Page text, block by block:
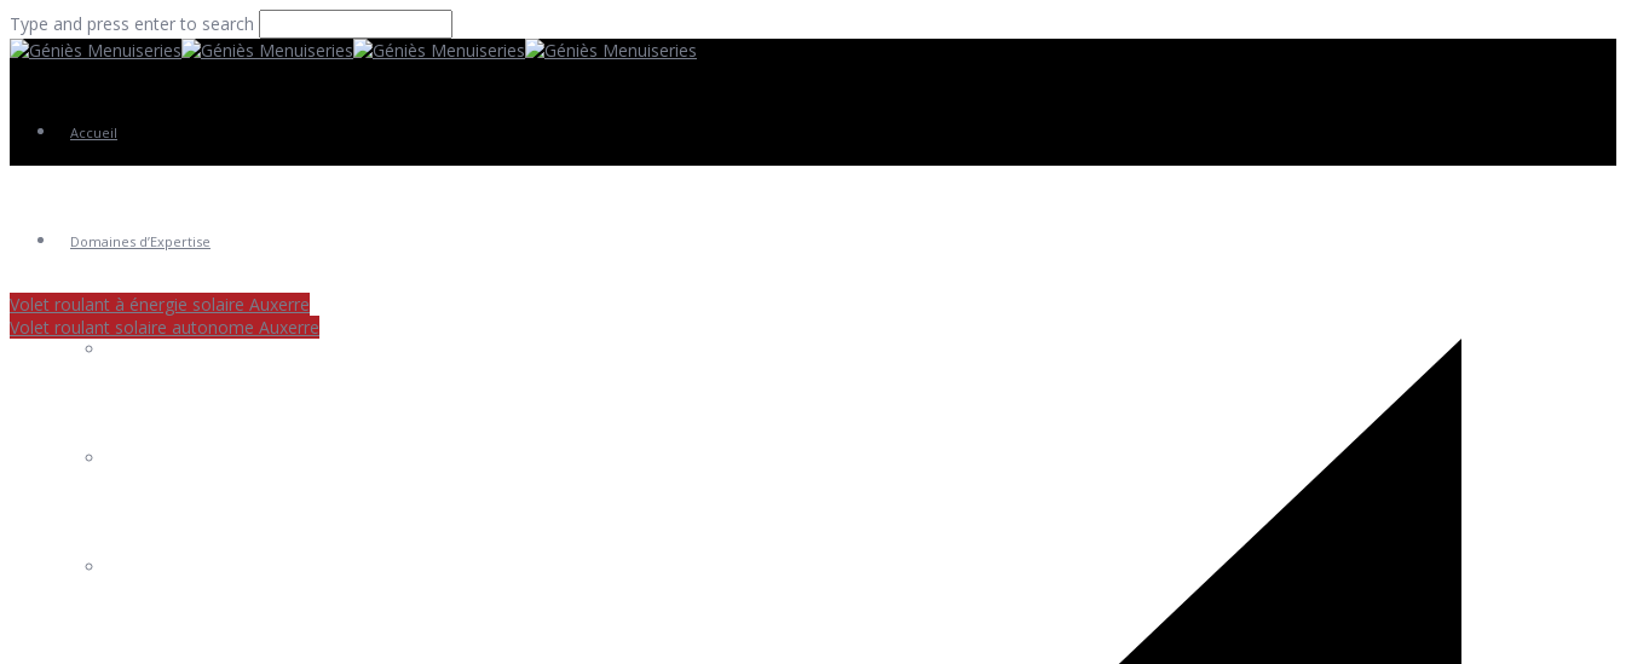
Type and press enter to search
Accueil
Domaines d’Expertise
Volet roulant à énergie solaire Auxerre
Volet roulant solaire autonome Auxerre